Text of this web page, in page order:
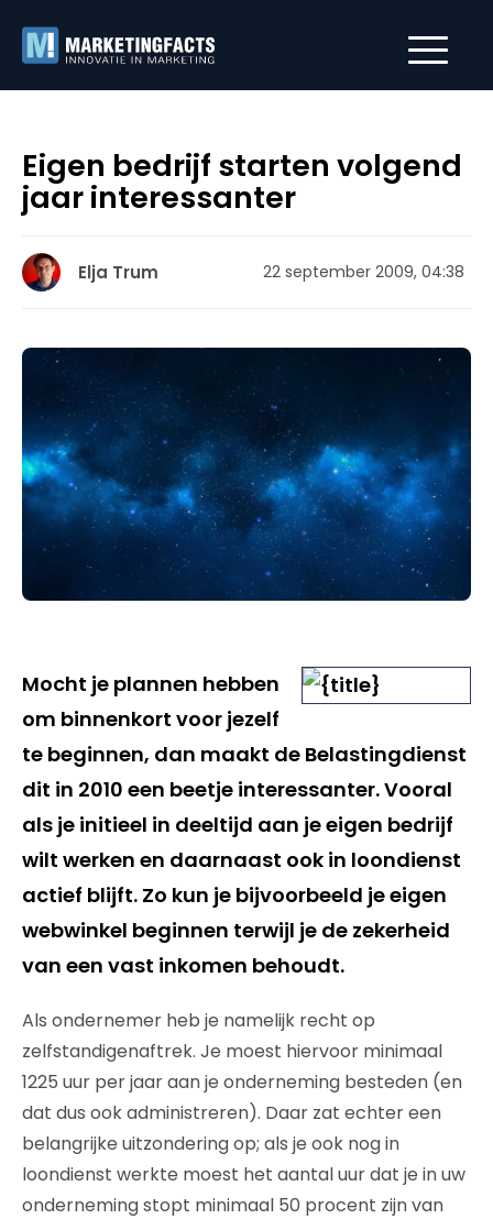
Eigen bedrijf starten volgend
jaar interessanter
Elja Trum 22 september 2009, 04:38
Mocht je plannen hebben
om binnenkort voor jezelf
te beginnen, dan maakt de Belastingdienst
dit in 2010 een beetje interessanter. Vooral
als je initieel in deeltijd aan je eigen bedrijf
wilt werken en daarnaast ook in loondienst
actief blijft. Zo kun je bijvoorbeeld je eigen
webwinkel beginnen terwijl je de zekerheid
van een vast inkomen behoudt.
Als ondernemer heb je namelijk recht op
zelfstandigenaftrek. Je moest hiervoor minimaal
1225 uur per jaar aan je onderneming besteden (en
dat dus ook administreren). Daar zat echter een
belangrijke uitzondering op; als je ook nog in
loondienst werkte moest het aantal uur dat je in uw
onderneming stopt minimaal 50 procent zijn van